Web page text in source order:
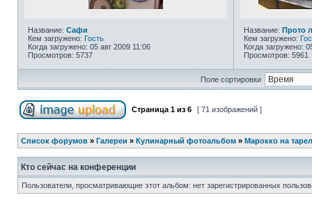
Название: Сафи
Кем загружено: Гость
Когда загружено: 05 авг 2009 11:06
Просмотров: 5737
Название: Прото
Кем загружено:
Когда загружено:
Просмотров: 5961
Поле сортировки
Страница 1 из 6 [ 71 изображений ]
Список форумов » Галереи » Кулинарный фотоальбом » Марокко на
Кто сейчас на конференции
Пользователи, просматривающие этот альбом: нет зарегистрированных